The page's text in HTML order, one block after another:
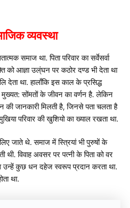
व्यवस्था
समाज था. पिता परिवार का सर्वेसर्वा
को आज्ञा उल्ंघन पर कठोर दण्ड भी देता था
देता था. हालाँकि इस काल के प्रसिद्ध
मुख्यत: सोंमतों के जीवन का वर्णन है. लेकिन
की जानकारी मिलती है, जिनसे पता चलता है
मुखिया परिवार की खुशियो का ख्याल रखता था.
लिए जाते थे. समाज में स्त्रियां भी पुरुषों के
थी. विवाह अवसर पर पत्नी के पिता को वर
उन्हें कुछ धन दहेज स्वरूप प्रदान करता था.
था.